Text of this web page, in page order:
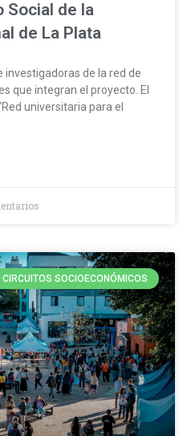
Social de la
de La Plata
investigadoras de la red de
que integran el proyecto. El
universitaria para el
CIRCUITOS SOCIOECONÓMICOS